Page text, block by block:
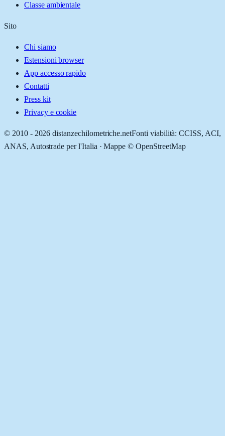
Classe ambientale
Sito
Chi siamo
Estensioni browser
App accesso rapido
Contatti
Press kit
Privacy e cookie
© 2010 - 2026 distanzechilometriche.netFonti viabilità: CCISS, ACI,
ANAS, Autostrade per l'Italia · Mappe © OpenStreetMap